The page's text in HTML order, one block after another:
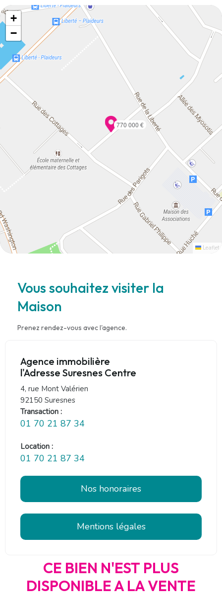
770 000 €
+
−
Leaflet
Vous souhaitez visiter la
Maison
Prenez rendez-vous avec l'agence.
Agence immobilière
l'Adresse Suresnes Centre
4, rue Mont Valérien
92150 Suresnes
Transaction :
01 70 21 87 34
Location :
01 70 21 87 34
Nos honoraires
Mentions légales
CE BIEN N'EST PLUS
DISPONIBLE A LA VENTE